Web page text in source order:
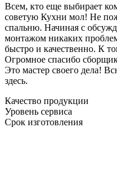
Всем, кто еще выбирает
советую Кухни мол! Не
спальню. Начиная с
монтажом никаких
быстро и качественно. К
Огромное спасибо
Это мастер своего дела!
здесь.
Качество продукции
Уровень сервиса
Срок изготовления